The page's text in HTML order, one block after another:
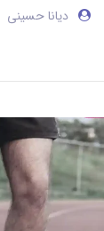
دیانا حسینی